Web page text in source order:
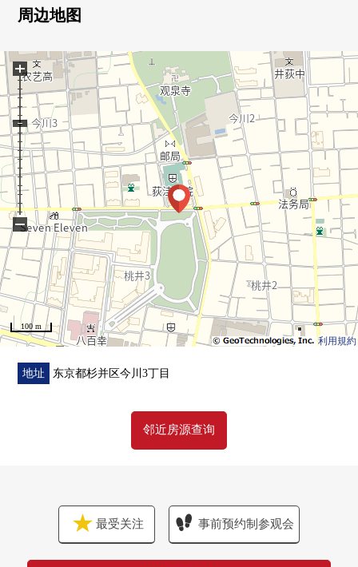
・到桃井空地公园步行1分钟(约80m)
・有智能快递柜
・24小时都可以外出丢垃圾
▼房间的特徴
・2026年8月室内翻新完毕计划
・实际使用面积70.65平米
・在3LDK+步入式衣帽间收藏，充实
・有全居室收纳
・从有纵深的阳台进入的阳的光是亮的房间
▼设备
・有浴室烘干机，洗碗机
・附带TV监视器的内部对讲机
▼翻新内容
・地板张替
・整体卫浴交换
・墙、天花板Cross换新
■ 在找想要的家方面给予帮助的━━━━━・・・
周边地图
利用規約
100 m
+
−
地址 东京都杉并区今川3丁目
邻近房源查询
最受关注 事前预约制参观会